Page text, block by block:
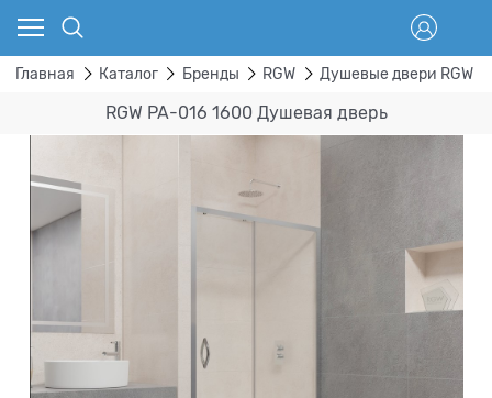
Главная Каталог Бренды RGW Душевые двери RGW
RGW PA-016 1600 Душевая дверь